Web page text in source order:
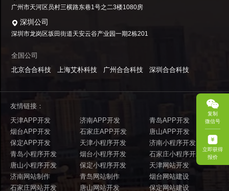
复制
微信号
立即获得
报价
广州市天河区员村三横路东巷1号之二3楼1080房
深圳公司
深圳市龙岗区坂田街道天安云谷产业园一期2栋201
全国公司
北京合合科技
上海艾朴科技 广州合合科技 深圳合合科技
友情链接：
天津APP开发
济南APP开发
青岛APP开发
烟台APP开发
石家庄APP开发
唐山APP开发
保定APP开发
天津小程序开发
济南小程序开发
青岛小程序开发
烟台小程序开发
石家庄小程序开发
唐山小程序开发
保定小程序开发
天津网站开发
济南网站制作
青岛网站制作
烟台网站建设
石家庄网站开发
唐山网站开发 保定网站建设